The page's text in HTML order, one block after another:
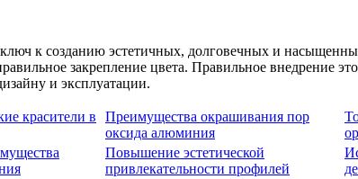
к созданию эстетичных, долговечных и
закрепление цвета. Правильное внедрение
и эксплуатации.
красители в
Преимущества окрашивания пор
оксида алюминия
Повышение эстетической
привлекательности профилей